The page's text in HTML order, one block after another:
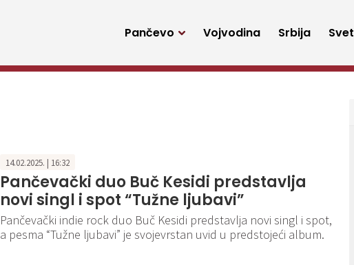
Pančevo Vojvodina Srbija Svet
14.02.2025. | 16:32
Pančevački duo Buč Kesidi predstavlja
novi singl i spot “Tužne ljubavi”
Pančevački indie rock duo Buč Kesidi predstavlja novi singl i spot,
a pesma “Tužne ljubavi” je svojevrstan uvid u predstojeći album.